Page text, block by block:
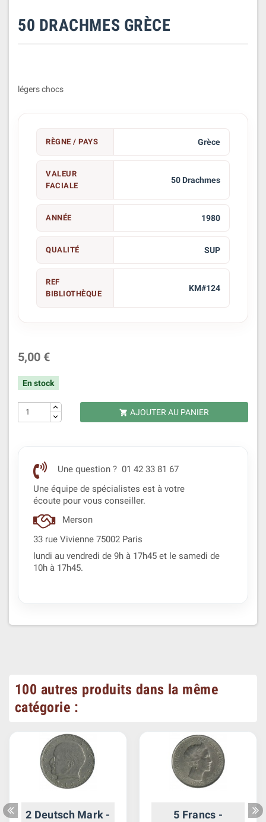
50 DRACHMES GRÈCE
légers chocs
RÈGNE / PAYS Grèce
VALEUR
FACIALE
50 Drachmes
ANNÉE 1980
QUALITÉ SUP
REF
BIBLIOTHÈQUE
KM#124
5,00 €
En stock
 AJOUTER AU PANIER
Une question ? 01 42 33 81 67
Une équipe de spécialistes est à votre
écoute pour vous conseiller.
Merson
33 rue Vivienne 75002 Paris
lundi au vendredi de 9h à 17h45 et le samedi de
10h à 17h45.
100 autres produits dans la même
catégorie :
2 Deutsch Mark -
5 Francs -